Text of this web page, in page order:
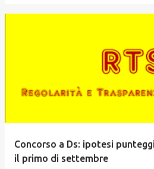
Concorso a Ds: ipotesi
il primo di settembre